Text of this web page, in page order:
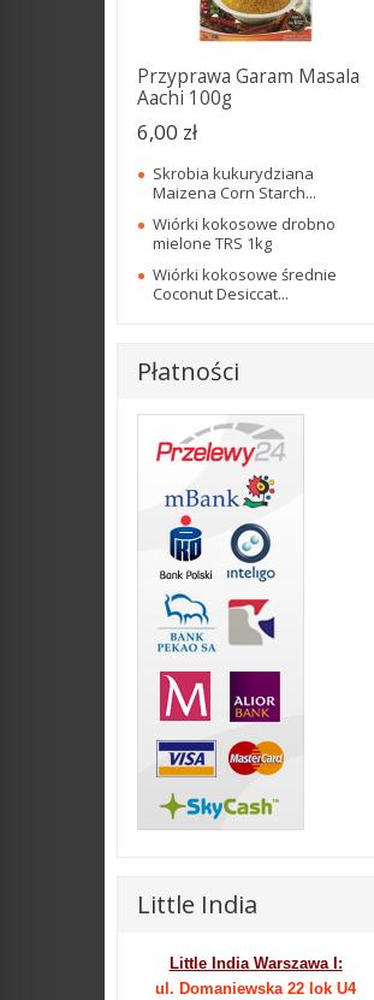
Przyprawa Garam Masala
Aachi 100g
6,00 zł
Skrobia kukurydziana
Maizena Corn Starch...
Wiórki kokosowe drobno
mielone TRS 1kg
Wiórki kokosowe średnie
Coconut Desiccat...
Płatności
Little India
Little India Warszawa I:
ul. Domaniewska 22 lok U4